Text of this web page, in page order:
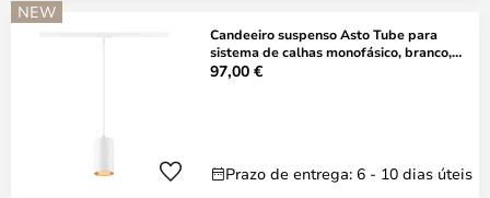
NEW
Candeeiro suspenso Asto Tube para
sistema de calhas monofásico, branco,
GU10 -
97,00 €
Prazo de entrega: 6 - 10 dias úteis